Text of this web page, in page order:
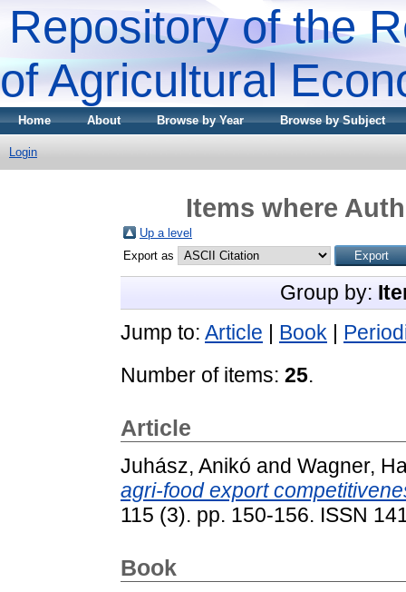
Repository of the
of Agricultural
Home About Browse by Year Browse by Subject
Login
Items where
Up a level
Export as
Group by:
Jump to: Article | Book |
Number of items: 25.
Article
Juhász, Anikó and Wagner,
agri-food export
115 (3). pp. 150-156. ISSN
Book